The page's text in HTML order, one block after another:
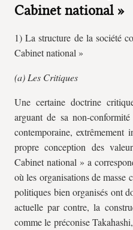
Cabinet national »
1) La structure de la société
Cabinet national »
(a) Les Critiques
Une certaine doctrine
arguant de sa non-
contemporaine, extrêmement
propre conception des
Cabinet national » a
où les organisations de masse
politiques bien organisés ont
actuelle par contre, la
comme le préconise